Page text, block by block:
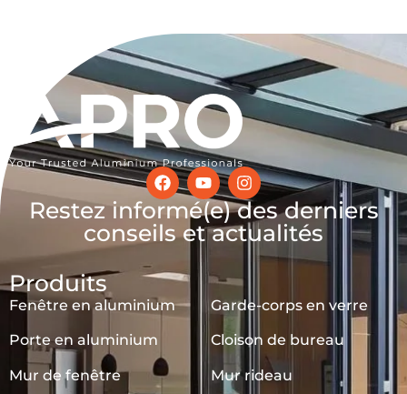
Restez informé(e) des derniers
conseils et actualités
Produits
Fenêtre en aluminium
Porte en aluminium
Mur de fenêtre
Garde-corps en verre
Cloison de bureau
Mur rideau